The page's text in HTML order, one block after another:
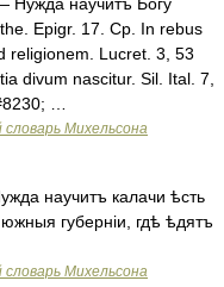
Epigr. 17. Ср. In rebus
religionem. Lucret. 3, 53
divum nascitur. Sil. Ital. 7,
…
Михельсона
научитъ калачи ѣсть
губерніи, гдѣ ѣдятъ
Михельсона